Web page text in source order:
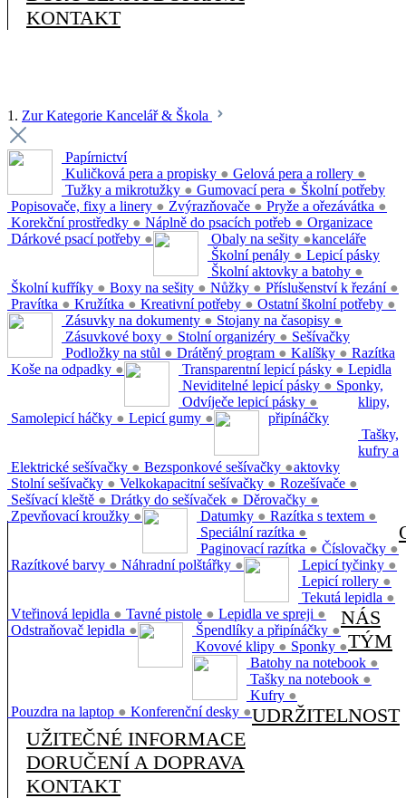
KONTAKT
1. Zur Kategorie Kancelář & Škola
Papírnictví
Kuličková pera a propisky ● Gelová pera a rollery ●
Tužky a mikrotužky ● Gumovací pera ●
Popisovače, fixy a linery ● Zvýrazňovače ● Pryže a ořezávátka ●
Korekční prostředky ● Náplně do psacích potřeb ●
Dárkové psací potřeby ●
Školní potřeby
Obaly na sešity ●
Školní penály ●
Školní aktovky a batohy ●
Školní kufříky ● Boxy na sešity ● Nůžky ● Příslušenství k řezání ●
Pravítka ● Kružítka ● Kreativní potřeby ● Ostatní školní potřeby ●
Organizace
kanceláře
Zásuvky na dokumenty ● Stojany na časopisy ●
Zásuvkové boxy ● Stolní organizéry ●
Podložky na stůl ● Drátěný program ● Kalíšky ●
Koše na odpadky ●
Lepicí pásky
Transparentní lepicí pásky ●
Neviditelné lepicí pásky ●
Odvíječe lepicí pásky ●
Samolepicí háčky ● Lepicí gumy ●
Sešívačky
Elektrické sešívačky ● Bezsponkové sešívačky ●
Stolní sešívačky ● Velkokapacitní sešívačky ● Rozešívače ●
Sešívací kleště ● Drátky do sešívaček ● Děrovačky ●
Zpevňovací kroužky ●
Razítka
Datumky ● Razítka s textem ●
Speciální razítka ●
Paginovací razítka ● Číslovačky ●
Razítkové barvy ● Náhradní polštářky ●
Lepidla
Lepicí tyčinky ●
Lepicí rollery ●
Tekutá lepidla ●
Vteřinová lepidla ● Tavné pistole ● Lepidla ve spreji ●
Odstraňovač lepidla ●
Sponky,
klipy,
připínáčky
Špendlíky a připínáčky ●
Kovové klipy ● Sponky ●
Tašky,
kufry a
aktovky
Batohy na notebook ●
Tašky na notebook ●
Kufry ●
Pouzdra na laptop ● Konferenční desky ●
NÁS
TÝM
UDRŽITELNOST
UŽITEČNÉ INFORMACE
DORUČENÍ A DOPRAVA
KONTAKT